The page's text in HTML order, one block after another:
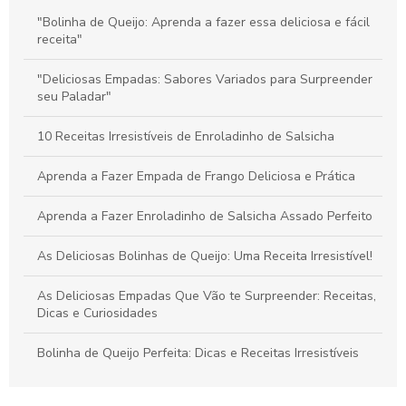
Coxinhas de Frango para Festa: Delícias que Encantam Seus
Convidados
"Bolinha de Queijo: Aprenda a fazer essa deliciosa e fácil
receita"
"Deliciosas Empadas: Sabores Variados para Surpreender
seu Paladar"
10 Receitas Irresistíveis de Enroladinho de Salsicha
Aprenda a Fazer Empada de Frango Deliciosa e Prática
Aprenda a Fazer Enroladinho de Salsicha Assado Perfeito
As Deliciosas Bolinhas de Queijo: Uma Receita Irresistível!
As Deliciosas Empadas Que Vão te Surpreender: Receitas,
Dicas e Curiosidades
Bolinha de Queijo Perfeita: Dicas e Receitas Irresistíveis